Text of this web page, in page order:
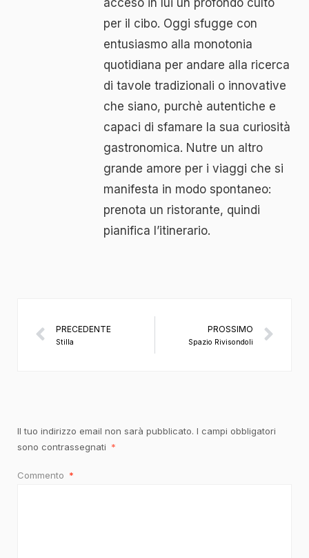
per il cibo. Oggi sfugge con
entusiasmo alla monotonia
quotidiana per andare alla ricerca
di tavole tradizionali o innovative
che siano, purchè autentiche e
capaci di sfamare la sua curiosità
gastronomica. Nutre un altro
grande amore per i viaggi che si
manifesta in modo spontaneo:
prenota un ristorante, quindi
pianifica l’itinerario.
PRECEDENTE
Stilla
PROSSIMO
Spazio Rivisondoli
Il tuo indirizzo email non sarà pubblicato. I campi obbligatori
sono contrassegnati *
Commento *